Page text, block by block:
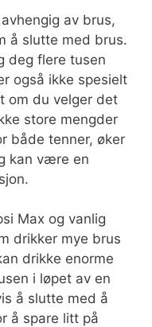
av brus,
å slutte med brus.
deg flere tusen
også ikke spesielt
om du velger det
store mengder
både tenner, øker
kan være en
Max og vanlig
drikker mye brus
drikke enorme
i løpet av en
å slutte med å
å spare litt på